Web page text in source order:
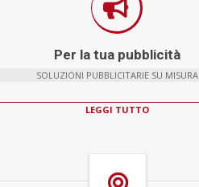
Per la tua pubblicità
SOLUZIONI PUBBLICITARIE SU MISURA
LEGGI TUTTO